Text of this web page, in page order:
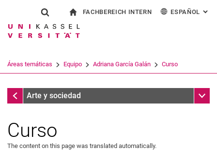
Jump directly to: content
Jump directly to: search
Jump directly to: main
Show search form
Search term
Search (opens an external link in a
FACHBEREICH INTERN ESPAÑOL :
Áreas temáticas Equipo Adriana García Galán Curso
Adriana García Galán
Arte y sociedad Sub
Curso
The content on this page was translated automatically.